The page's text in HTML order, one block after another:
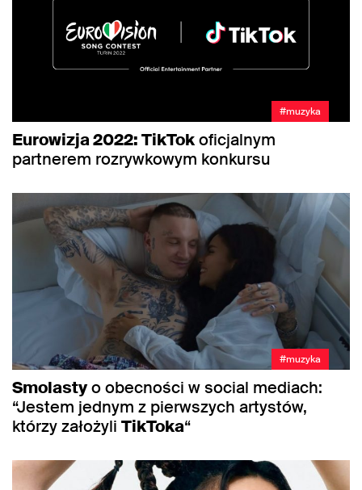
#muzyka
Eurowizja 2022: TikTokoficjalnym
partnerem rozrywkowym konkursu
#muzyka
Smolastyo obecności w social mediach:
“Jestem jednym z pierwszych artystów,
którzy założyli TikToka“